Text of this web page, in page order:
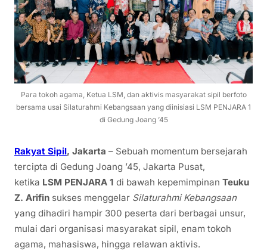
Para tokoh agama, Ketua LSM, dan aktivis masyarakat sipil berfoto
bersama usai Silaturahmi Kebangsaan yang diinisiasi LSM PENJARA 1
di Gedung Joang ’45
Rakyat Sipil, Jakarta – Sebuah momentum bersejarah
tercipta di Gedung Joang ’45, Jakarta Pusat,
ketika LSM PENJARA 1 di bawah kepemimpinan Teuku
Z. Arifin sukses menggelar Silaturahmi Kebangsaan
yang dihadiri hampir 300 peserta dari berbagai unsur,
mulai dari organisasi masyarakat sipil, enam tokoh
agama, mahasiswa, hingga relawan aktivis.